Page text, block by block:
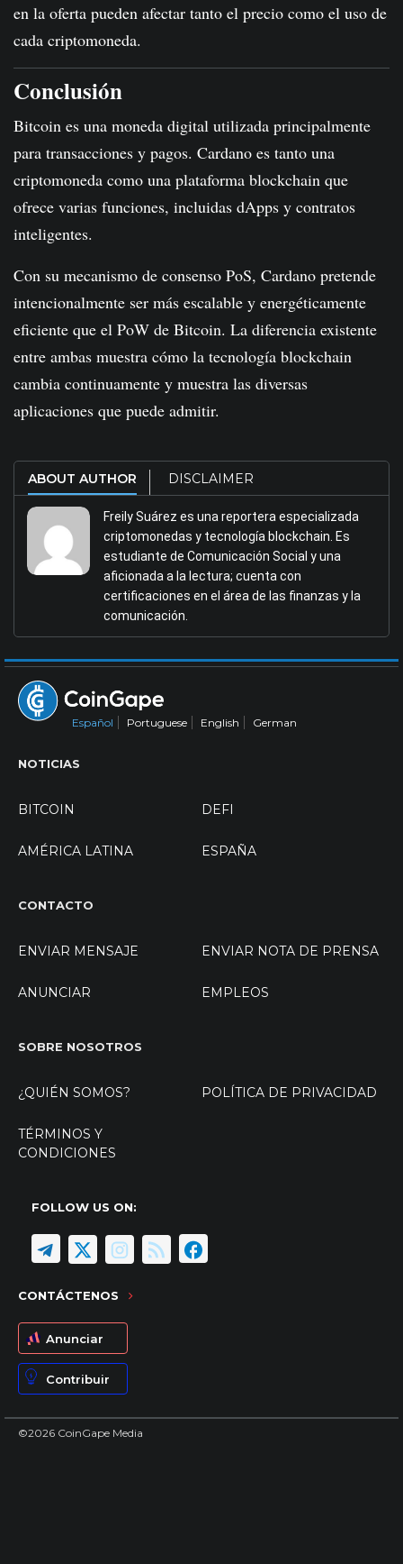
en la oferta pueden afectar tanto el precio como el uso de
cada criptomoneda.
Conclusión
Bitcoin es una moneda digital utilizada principalmente
para transacciones y pagos. Cardano es tanto una
criptomoneda como una plataforma blockchain que
ofrece varias funciones, incluidas dApps y contratos
inteligentes.
Con su mecanismo de consenso PoS, Cardano pretende
intencionalmente ser más escalable y energéticamente
eficiente que el PoW de Bitcoin. La diferencia existente
entre ambas muestra cómo la tecnología blockchain
cambia continuamente y muestra las diversas
aplicaciones que puede admitir.
ABOUT AUTHOR DISCLAIMER
Freily Suárez es una reportera especializada
criptomonedas y tecnología blockchain. Es
estudiante de Comunicación Social y una
aficionada a la lectura; cuenta con
certificaciones en el área de las finanzas y la
comunicación.
Español Portuguese English German
NOTICIAS
BITCOIN DEFI
AMÉRICA LATINA ESPAÑA
CONTACTO
ENVIAR MENSAJE ENVIAR NOTA DE PRENSA
ANUNCIAR EMPLEOS
SOBRE NOSOTROS
¿QUIÉN SOMOS? POLÍTICA DE PRIVACIDAD
TÉRMINOS Y
CONDICIONES
FOLLOW US ON:
CONTÁCTENOS
Anunciar
Contribuir
©2026 CoinGape Media